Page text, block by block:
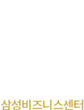
삼성비즈니스센터